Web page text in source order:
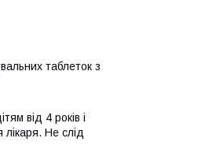
таблеток з
від 4 років і
Не слід